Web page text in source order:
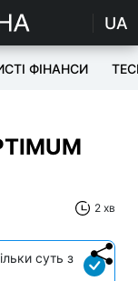
UA
ФІНАНСИ
2 хв
суть з